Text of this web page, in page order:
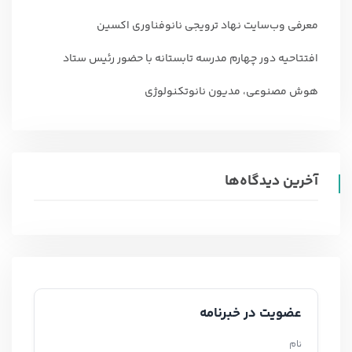
معرفی وب‌سایت نهاد ترویجی نانوفناوری اکسین
افتتاحیه دور چهارم مدرسه تابستانه با حضور رئیس ستاد
هوش مصنوعی، مدیون نانوتکنولوژی
آخرین دیدگاه‌ها
عضویت در خبرنامه
نام